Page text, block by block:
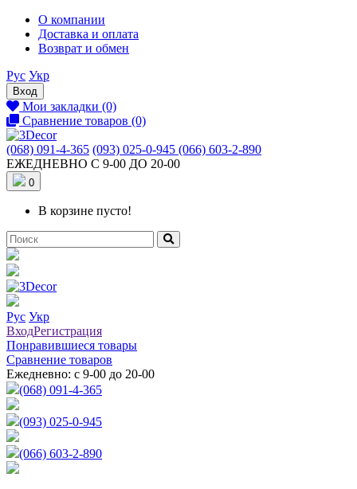
О компании
Доставка и оплата
Возврат и обмен
Рус Укр
Вход
Мои закладки (0)
Сравнение товаров (0)
(068) 091-4-365 (093) 025-0-945 (066) 603-2-890
ЕЖЕДНЕВНО С 9-00 ДО 20-00
0
В корзине пусто!
Рус Укр
ВходРегистрация
Понравившиеся товары
Сравнение товаров
Ежедневно: с 9-00 до 20-00
(068) 091-4-365
(093) 025-0-945
(066) 603-2-890